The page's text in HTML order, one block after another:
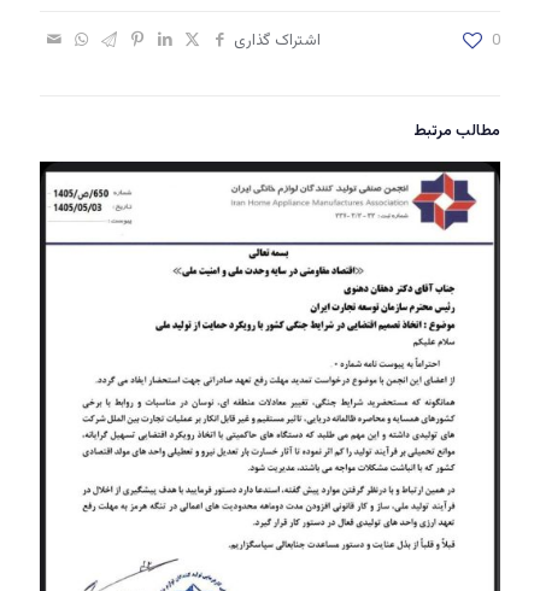
اشتراک گذاری 0
مطالب مرتبط